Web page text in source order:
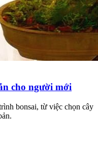
cho người mới
bonsai, từ việc chọn cây